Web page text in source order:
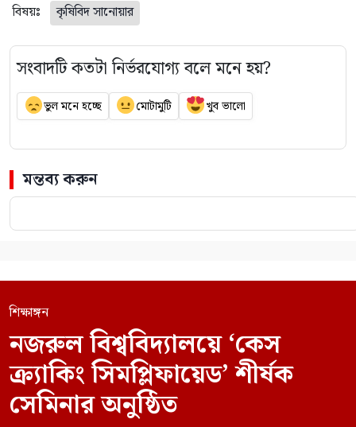
বিষয়ঃ কৃষিবিদ সানোয়ার
সংবাদটি কতটা নির্ভরযোগ্য বলে মনে হয়?
ভুল মনে হচ্ছে মোটামুটি খুব ভালো
মন্তব্য করুন
শিক্ষাঙ্গন
নজরুল বিশ্ববিদ্যালয়ে ‘কেস
ক্র্যাকিং সিমপ্লিফায়েড’ শীর্ষক
সেমিনার অনুষ্ঠিত